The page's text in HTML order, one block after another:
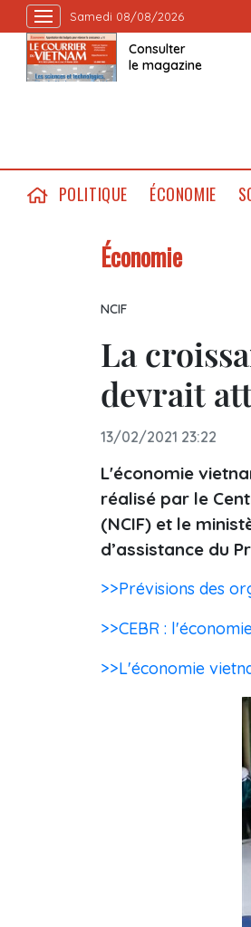
Samedi 08/08/2026
Consulter
le magazine
POLITIQUE ÉCONOMIE
Économie
NCIF
La
devrait
13/02/2021 23:22
L'économie
réalisé par le
(NCIF) et le
d’assistance du
>>Prévisions des
>>CEBR :
>>L'économie